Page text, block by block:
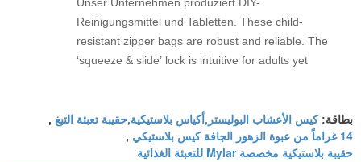
Unser Unternehmen produziert DIY-
Reinigungsmittel und Tabletten. These child-
resistant zipper bags are robust and reliable. The
‘squeeze & slide’ lock is intuitive for adults yet
all. Great quality, and the eco-friendlier film option
is a big plus.
بطاقة:كيس الأعشاب البوليستر,أكياس بلاستيكية,حقيبة تعبئة التبغ ,
14 غراماً من عبوة الزهور الجافة كيس بلاستيكي ,
حقيبة بلاستيكية مخصصة Mylar للتعبئة الغذائية